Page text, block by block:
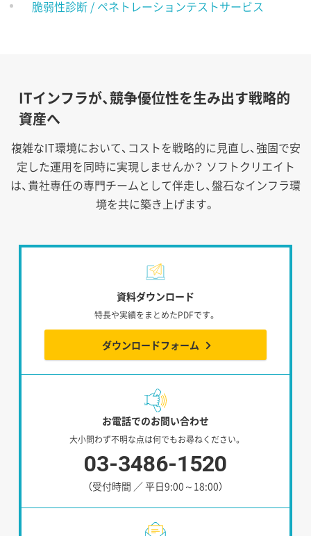
脆弱性診断 / ペネトレーションテストサービス
ITインフラが、競争優位性を生み出す戦略的
資産へ
複雑なIT環境において、コストを戦略的に見直し、強固で安
定した運用を同時に実現しませんか？ ソフトクリエイト
は、貴社専任の専門チームとして伴走し、盤石なインフラ環
境を共に築き上げます。
資料ダウンロード
特長や実績をまとめたPDFです。
ダウンロードフォーム
お電話でのお問い合わせ
大小問わず不明な点は何でもお尋ねください。
03-3486-1520
（受付時間 ／ 平日9:00～18:00）